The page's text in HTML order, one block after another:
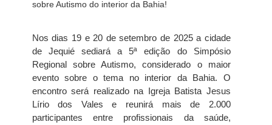
Nos dias 19 e 20 de setembro de 2025 a cidade
de Jequié sediará a 5ª edição do Simpósio
Regional sobre Autismo, considerado o maior
evento sobre o tema no interior da Bahia. O
encontro será realizado na Igreja Batista Jesus
Lírio dos Vales e reunirá mais de 2.000
participantes entre profissionais da saúde,